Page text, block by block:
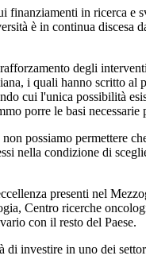
finanziamenti in ricerca
è in continua discesa
degli
i quali hanno scritto
cui l'unica possibilità
porre le basi
possiamo permettere
nella condizione di
presenti nel
Centro ricerche
con il resto del Paese.
di investire in uno dei